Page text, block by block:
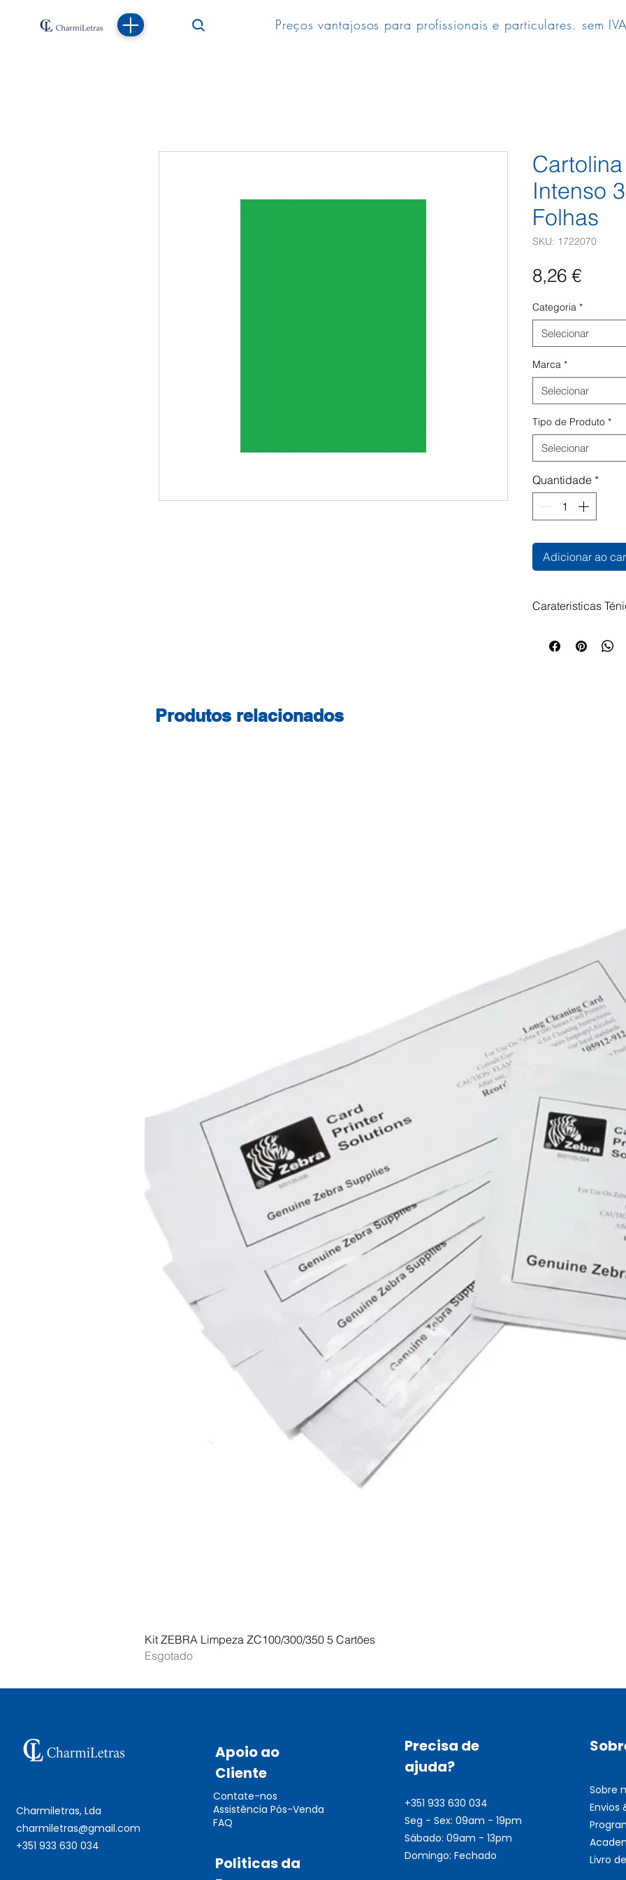
Preços vantajosos para profissionais e particulares. sem
Intenso
Folhas
SKU: 1722070
8,26 €Preço
Categoria *
Selecionar
Marca *
Selecionar
Tipo de Produto *
Selecionar
Quantidade *
Adicionar ao
Carateristicas
Certificações do
Produtos relacionados
Kit ZEBRA Limpeza ZC100/300/350 5 Cartões
Esgotado
Charmiletras, Lda
charmiletras@gmail.com
+351 933 630 034
Apoio ao
Cliente
Contate-nos
Assistência Pós-Venda
FAQ
Politicas da
Precisa de
ajuda?
+351 933 630 034
Seg - Sex: 09am - 19pm
Sábado: 09am - 13pm
Domingo: Fechado
Sobre
Envios
Livro